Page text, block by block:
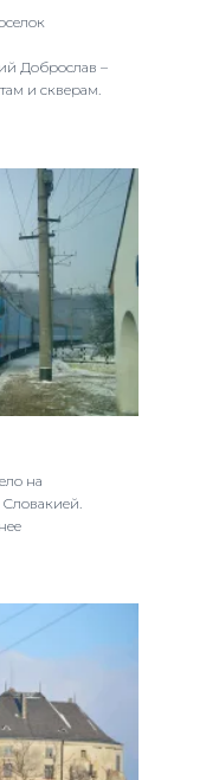
Доброслав –
и скверам.
на
Словакией.